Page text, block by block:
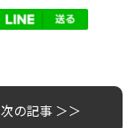
次の記事 ＞＞